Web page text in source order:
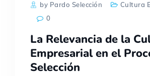
by Pardo Selección
Cultura
0
La Relevancia de la
Empresarial en el
Selección